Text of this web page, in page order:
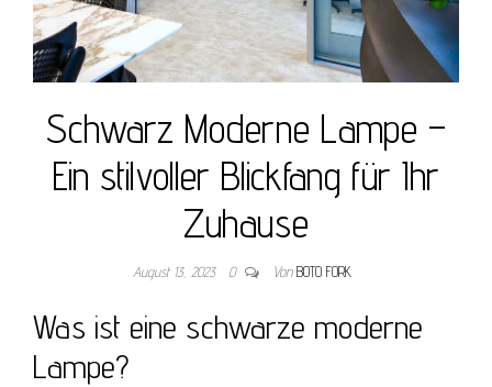
Schwarz Moderne Lampe –
Ein stilvoller Blickfang für Ihr
Zuhause
August 13, 2023 0 Von BOTO FORK
Was ist eine schwarze moderne
Lampe?